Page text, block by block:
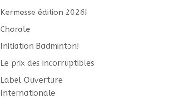
Kermesse édition 2026!
Chorale
Initiation Badminton!
Le prix des incorruptibles
Label Ouverture
Internationale